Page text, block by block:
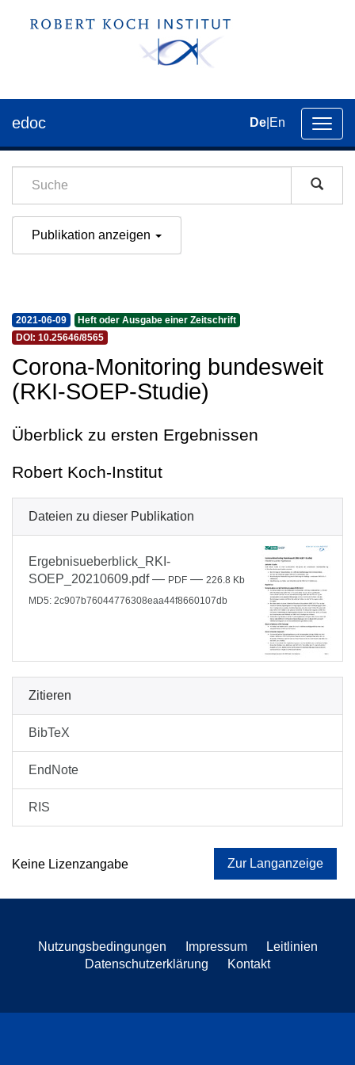
der
edoc De En
Publikation anzeigen
2021-06-09
Heft oder Ausgabe einer Zeitschrift
DOI: 10.25646/8565
Corona-Monitoring bundesweit
(RKI-SOEP-Studie)
Überblick zu ersten Ergebnissen
Robert Koch-Institut
Dateien zu dieser Publikation
Ergebnisueberblick_RKI-
SOEP_20210609.pdf— PDF — 226.8 Kb
MD5: 2c907b76044776308eaa44f8660107db
Zitieren
BibTeX
EndNote
RIS
Keine Lizenzangabe Zur Langanzeige
Nutzungsbedingungen Impressum
Leitlinien
Datenschutzerklärung
Kontakt